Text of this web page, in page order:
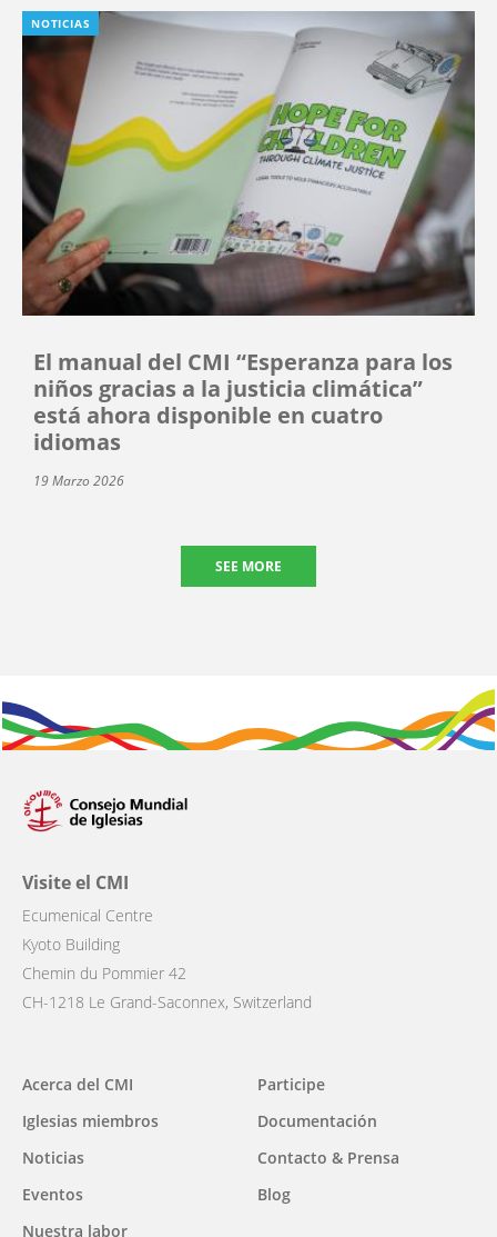
NOTICIAS
El manual del CMI “Esperanza para los
niños gracias a la justicia climática”
está ahora disponible en cuatro
idiomas
19 Marzo 2026
SEE MORE
Visite el CMI
Ecumenical Centre
Kyoto Building
Chemin du Pommier 42
CH-1218 Le Grand-Saconnex, Switzerland
Main
navigation
Acerca del CMI
Iglesias miembros
Noticias
Eventos
Nuestra labor
Participe
Documentación
Contacto & Prensa
Blog